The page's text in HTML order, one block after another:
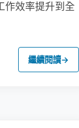
作效率提升到全
繼續閱讀→